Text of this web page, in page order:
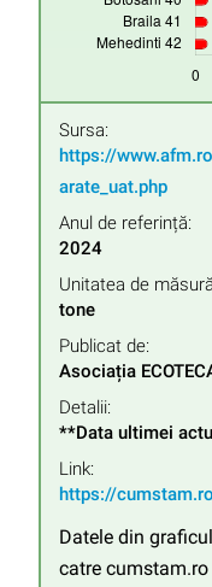
Sursa:
https://
arate_uat.php
Anul de referință:
2024
Unitatea de
tone
Publicat de:
Asociația
Detalii:
**Data ultimei
Link:
https://
Datele din
catre cumstam.ro